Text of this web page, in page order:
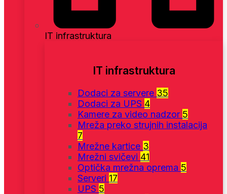
IT infrastruktura
IT infrastruktura
Dodaci za servere 35
Dodaci za UPS 4
Kamere za video nadzor 5
Mreža preko strujnih instalacija
7
Mrežne kartice 3
Mrežni svičevi 41
Optička mrežna oprema 5
Serveri 17
UPS 5